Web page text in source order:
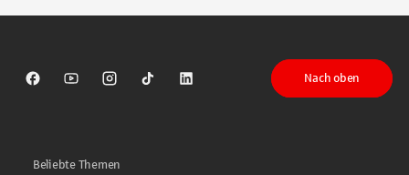
Sparkasse auf Facebook
Sparkasse auf Youtube
Sparkasse auf Instagram
Sparkasse auf TikTok
Sparkasse auf LinkedIn
Nach oben
Beliebte Themen